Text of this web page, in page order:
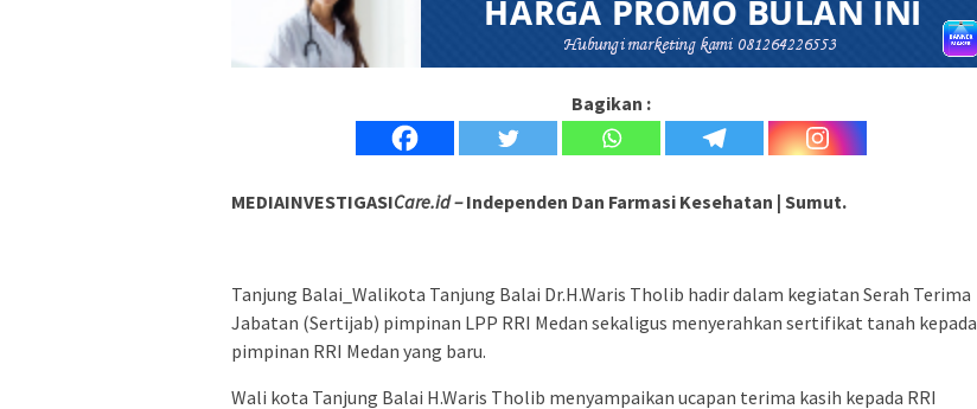
Bagikan :
MEDIAINVESTIGASICare.id –Independen Dan Farmasi Kesehatan | Sumut.
Tanjung Balai_Walikota Tanjung Balai Dr.H.Waris Tholib hadir dalam kegiatan Serah Terima
Jabatan (Sertijab) pimpinan LPP RRI Medan sekaligus menyerahkan sertifikat tanah kepada
pimpinan RRI Medan yang baru.
Wali kota Tanjung Balai H.Waris Tholib menyampaikan ucapan terima kasih kepada RRI